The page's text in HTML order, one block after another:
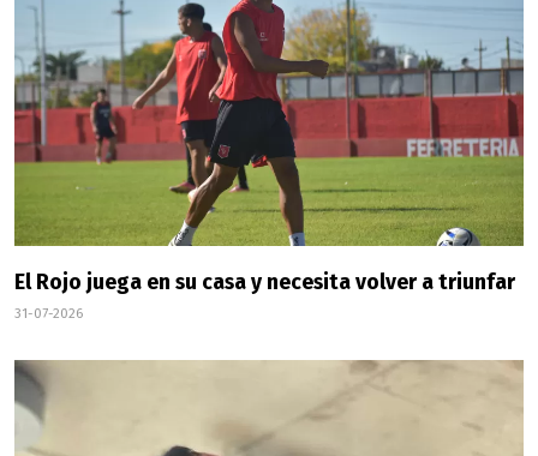
El Rojo juega en su casa y necesita volver a triunfar
31-07-2026